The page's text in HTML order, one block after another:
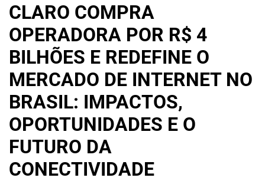
CLARO COMPRA
OPERADORA POR R$ 4
BILHÕES E REDEFINE O
MERCADO DE INTERNET NO
BRASIL: IMPACTOS,
OPORTUNIDADES E O
FUTURO DA
CONECTIVIDADE